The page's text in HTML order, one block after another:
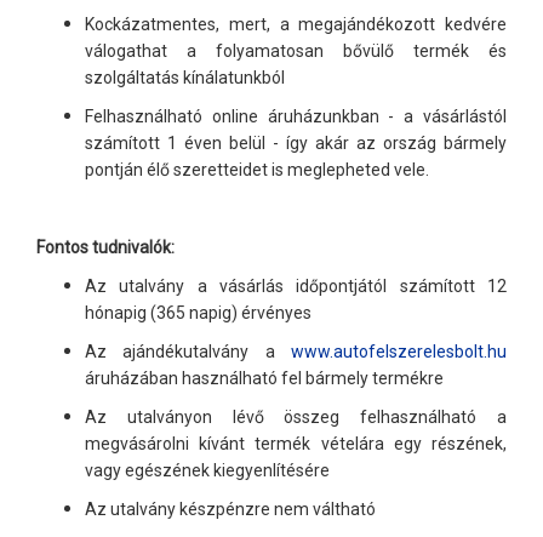
Kockázatmentes, mert, a megajándékozott kedvére
válogathat a folyamatosan bővülő termék és
szolgáltatás kínálatunkból
Felhasználható online áruházunkban - a vásárlástól
számított 1 éven belül - így akár az ország bármely
pontján élő szeretteidet is meglepheted vele.
Fontos tudnivalók:
Az utalvány a vásárlás időpontjától számított 12
hónapig (365 napig) érvényes
Az ajándékutalvány a www.autofelszerelesbolt.hu
áruházában használható fel bármely termékre
Az utalványon lévő összeg felhasználható a
megvásárolni kívánt termék vételára egy részének,
vagy egészének kiegyenlítésére
Az utalvány készpénzre nem váltható